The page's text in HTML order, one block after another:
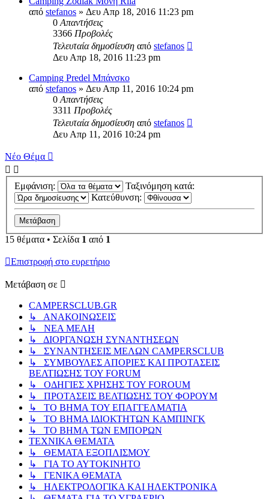
από stefanos » Δευ Απρ 18, 2016 11:23 pm
0 Απαντήσεις
3366 Προβολές
Τελευταία δημοσίευση από stefanos
Δευ Απρ 18, 2016 11:23 pm
Camping Predel Μπάνσκο
από stefanos » Δευ Απρ 11, 2016 10:24 pm
0 Απαντήσεις
3311 Προβολές
Τελευταία δημοσίευση από stefanos
Δευ Απρ 11, 2016 10:24 pm
Νέο Θέμα
Εμφάνιση:
Ταξινόμηση κατά:
Κατεύθυνση:
15 θέματα • Σελίδα 1 από 1
Επιστροφή στο ευρετήριο
Μετάβαση σε
CAMPERSCLUB.GR
↳ ΑΝΑΚΟΙΝΩΣΕΙΣ
↳ ΝΕΑ ΜΕΛΗ
↳ ΔΙΟΡΓΑΝΩΣΗ ΣΥΝΑΝΤΗΣΕΩΝ
↳ ΣΥΝΑΝΤΗΣΕΙΣ ΜΕΛΩΝ CAMPERSCLUB
↳ ΣΥΜΒΟΥΛΕΣ ΑΠΟΡΙΕΣ ΚΑΙ ΠΡΟΤΑΣΕΙΣ
ΒΕΛΤΙΩΣΗΣ ΤΟΥ FORUM
↳ ΟΔΗΓΙΕΣ ΧΡΗΣΗΣ ΤΟΥ FOROUM
↳ ΠΡΟΤΑΣΕΙΣ ΒΕΛΤΙΩΣΗΣ ΤΟΥ ΦΟΡΟΥΜ
↳ ΤΟ ΒΗΜΑ ΤΟΥ ΕΠΑΓΓΕΛΜΑΤΙΑ
↳ ΤΟ ΒΗΜΑ ΙΔΙΟΚΤΗΤΩΝ ΚΑΜΠΙΝΓΚ
↳ ΤΟ ΒΗΜΑ ΤΩΝ ΕΜΠΟΡΩΝ
ΤΕΧΝΙΚΑ ΘΕΜΑΤΑ
↳ ΘΕΜΑΤΑ ΕΞΟΠΛΙΣΜΟΥ
↳ ΓΙΑ ΤΟ ΑΥΤΟΚΙΝΗΤΟ
↳ ΓΕΝΙΚΑ ΘΕΜΑΤΑ
↳ ΗΛΕΚΤΡΟΛΟΓΙΚΑ ΚΑΙ ΗΛΕΚΤΡΟΝΙΚΑ